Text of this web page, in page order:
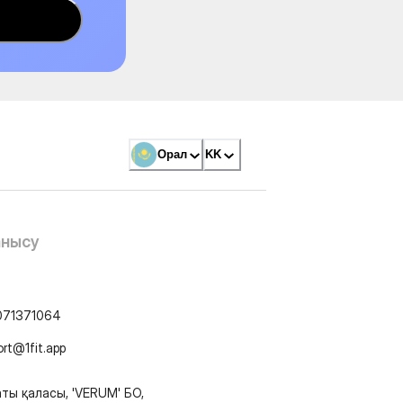
Орал KK
қаласы, 'VERUM' БО,